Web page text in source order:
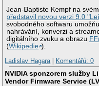
Jean-Baptiste Kempf na
představil novou verzi 9.0
svobodného softwaru
nahrávání, konverzi a
digitálního zvuku a obrazu
(Wikipedie ).
Ladislav Hagara
Komentářů: 0
NVIDIA sponzorem služby
Vendor Firmware Service